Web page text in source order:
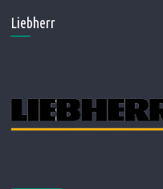
Liebherr